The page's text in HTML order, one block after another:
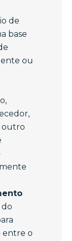
de
base
ou
outro
do
entre o